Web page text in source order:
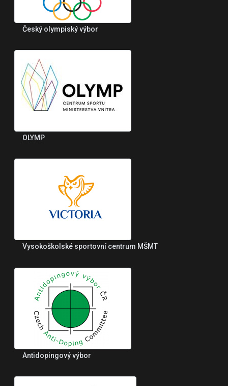
Český olympiský výbor
OLYMP
Vysokoškolské sportovní centrum MŠMT
Antidopingový výbor